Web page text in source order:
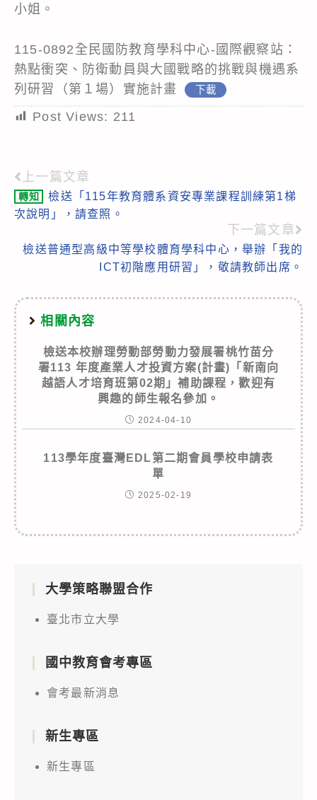
小姐。
115-0892全民國防教育學科中心-國際觀察站：
熱點衝突、防衛動員與大國戰略的挑戰與機遇系
列研習（第１場）實施計畫
下載
Post Views: 211
Read
more
上一篇文章
轉知
檢送「115年教育體系資安專業課程訓練第1梯
次說明」，請查照。
下一篇文章
檢送普通型高級中等學校體育學科中心，舉辦「我的
ICT初階應用研習」，敬請教師出席。
相關內容
檢送本校辦理勞動部勞動力發展署桃竹苗分
署113 年度產業人才投資方案(計畫)「新南向
越語人才培育班第02期」補助課程，歡迎有
興趣的師生報名參加。
2024-04-10
113學年度臺灣EDL第二期會員學校申請表
單
2025-02-19
大學策略聯盟合作
臺北市立大學
國中教育會考專區
會考最新消息
新生專區
新生專區